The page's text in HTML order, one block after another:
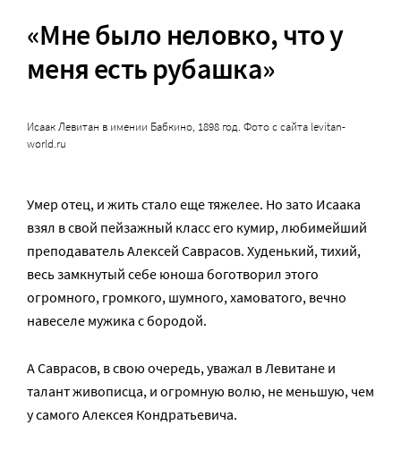
«Мне было неловко, что у
меня есть рубашка»
Исаак Левитан в имении Бабкино, 1898 год. Фото с сайта levitan-
world.ru
Умер отец, и жить стало еще тяжелее. Но зато Исаака
взял в свой пейзажный класс его кумир, любимейший
преподаватель Алексей Саврасов. Худенький, тихий,
весь замкнутый себе юноша боготворил этого
огромного, громкого, шумного, хамоватого, вечно
навеселе мужика с бородой.
А Саврасов, в свою очередь, уважал в Левитане и
талант живописца, и огромную волю, не меньшую, чем
у самого Алексея Кондратьевича.